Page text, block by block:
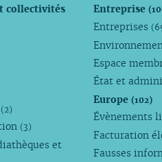
collectivités
(2)
(3)
et
Entreprise
Entreprises
Espace
État et
Europe(102)
Évènements
Facturation
Fausses